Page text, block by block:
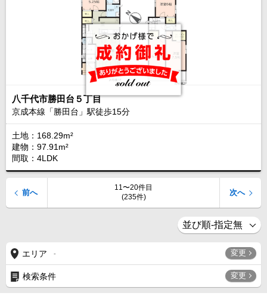
八千代市勝田台５丁目
京成本線「勝田台」駅徒歩15分
土地：168.29m²
建物：97.91m²
間取：4LDK
11〜20件目
(235件)
前へ 次へ
エリア - 変更
検索条件 変更